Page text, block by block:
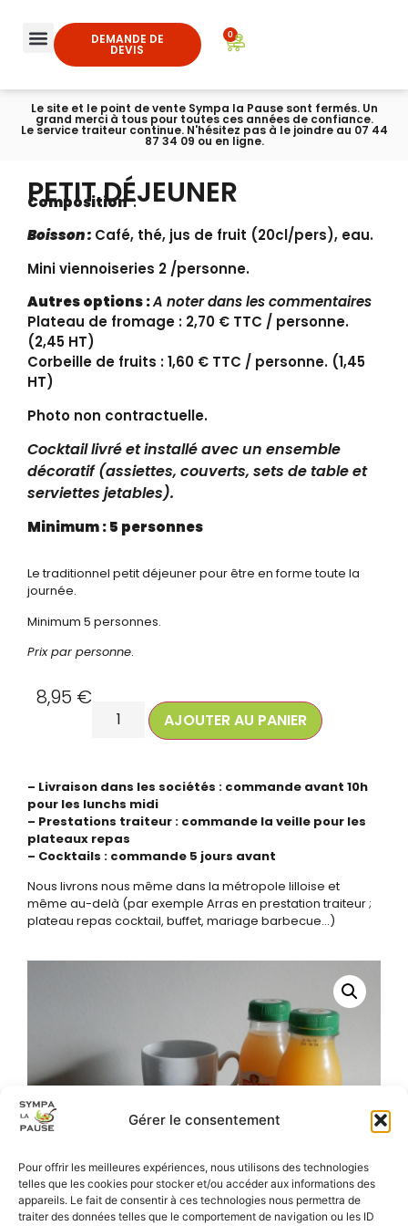
Gérer le consentement
Pour offrir les meilleures expériences, nous utilisons des technologies
telles que les cookies pour stocker et/ou accéder aux informations des
appareils. Le fait de consentir à ces technologies nous permettra de
traiter des données telles que le comportement de navigation ou les ID
DEMANDE DE
DEVIS
0
Le site et le point de vente Sympa la Pause sont fermés. Un
grand merci à tous pour toutes ces années de confiance.
Le service traiteur continue. N'hésitez pas à le joindre au 07 44
87 34 09 ou en ligne.
PETIT DÉJEUNER
Composition:
Boisson : Café, thé, jus de fruit (20cl/pers), eau.
Mini viennoiseries 2 /personne.
Autres options :A noter dans les commentaires
Plateau de fromage : 2,70 € TTC / personne.
(2,45 HT)
Corbeille de fruits : 1,60 € TTC / personne. (1,45
HT)
Photo non contractuelle.
Cocktail livré et installé avec un ensemble
décoratif (assiettes, couverts, sets de table et
serviettes jetables).
Minimum : 5 personnes
Le traditionnel petit déjeuner pour être en forme toute la
journée.
Minimum 5 personnes.
Prix par personne.
8,95 €
AJOUTER AU PANIER
– Livraison dans les sociétés : commande avant 10h
pour les lunchs midi
– Prestations traiteur : commande la veille pour les
plateaux repas
– Cocktails : commande 5 jours avant
Nous livrons nous même dans la métropole lilloise et
même au-delà (par exemple Arras en prestation traiteur ;
plateau repas cocktail, buffet, mariage barbecue…)